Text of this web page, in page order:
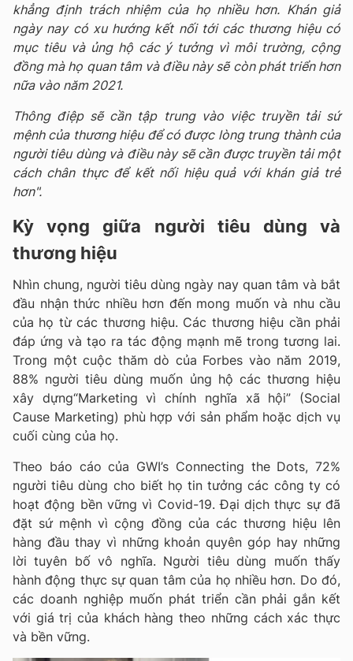
khẳng định trách nhiệm của họ nhiều hơn. Khán giả
ngày nay có xu hướng kết nối tới các thương hiệu có
mục tiêu và ủng hộ các ý tưởng vì môi trường, cộng
đồng mà họ quan tâm và điều này sẽ còn phát triển hơn
nữa vào năm 2021.
Thông điệp sẽ cần tập trung vào việc truyền tải sứ
mệnh của thương hiệu để có được lòng trung thành của
người tiêu dùng và điều này sẽ cần được truyền tải một
cách chân thực để kết nối hiệu quả với khán giả trẻ
hơn".
Kỳ vọng giữa người tiêu dùng và
thương hiệu
Nhìn chung, người tiêu dùng ngày nay quan tâm và bắt
đầu nhận thức nhiều hơn đến mong muốn và nhu cầu
của họ từ các thương hiệu. Các thương hiệu cần phải
đáp ứng và tạo ra tác động mạnh mẽ trong tương lai.
Trong một cuộc thăm dò của Forbes vào năm 2019,
88% người tiêu dùng muốn ủng hộ các thương hiệu
xây dựng“Marketing vì chính nghĩa xã hội” (Social
Cause Marketing) phù hợp với sản phẩm hoặc dịch vụ
cuối cùng của họ.
Theo báo cáo của GWI’s Connecting the Dots, 72%
người tiêu dùng cho biết họ tin tưởng các công ty có
hoạt động bền vững vì Covid-19. Đại dịch thực sự đã
đặt sứ mệnh vì cộng đồng của các thương hiệu lên
hàng đầu thay vì những khoản quyên góp hay những
lời tuyên bố vô nghĩa. Người tiêu dùng muốn thấy
hành động thực sự quan tâm của họ nhiều hơn. Do đó,
các doanh nghiệp muốn phát triển cần phải gắn kết
với giá trị của khách hàng theo những cách xác thực
và bền vững.